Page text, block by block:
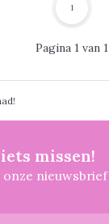
Pagina 1 van 1
1
missen!